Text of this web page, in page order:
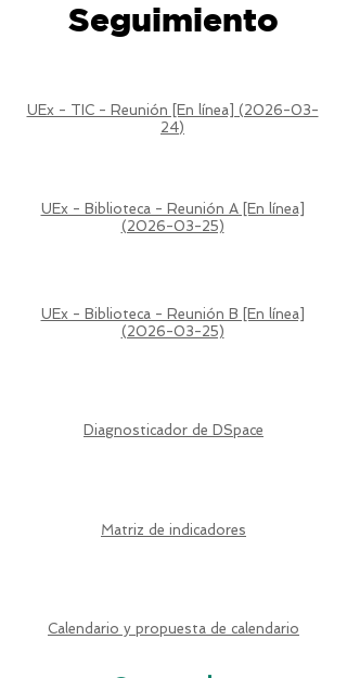
Seguimiento
UEx - TIC - Reunión [En línea] (2026-03-
24)
UEx - Biblioteca - Reunión A [En línea]
(2026-03-25)
UEx - Biblioteca - Reunión B [En línea]
(2026-03-25)
Diagnosticador de DSpace
Matriz de indicadores
Calendario y propuesta de calendario